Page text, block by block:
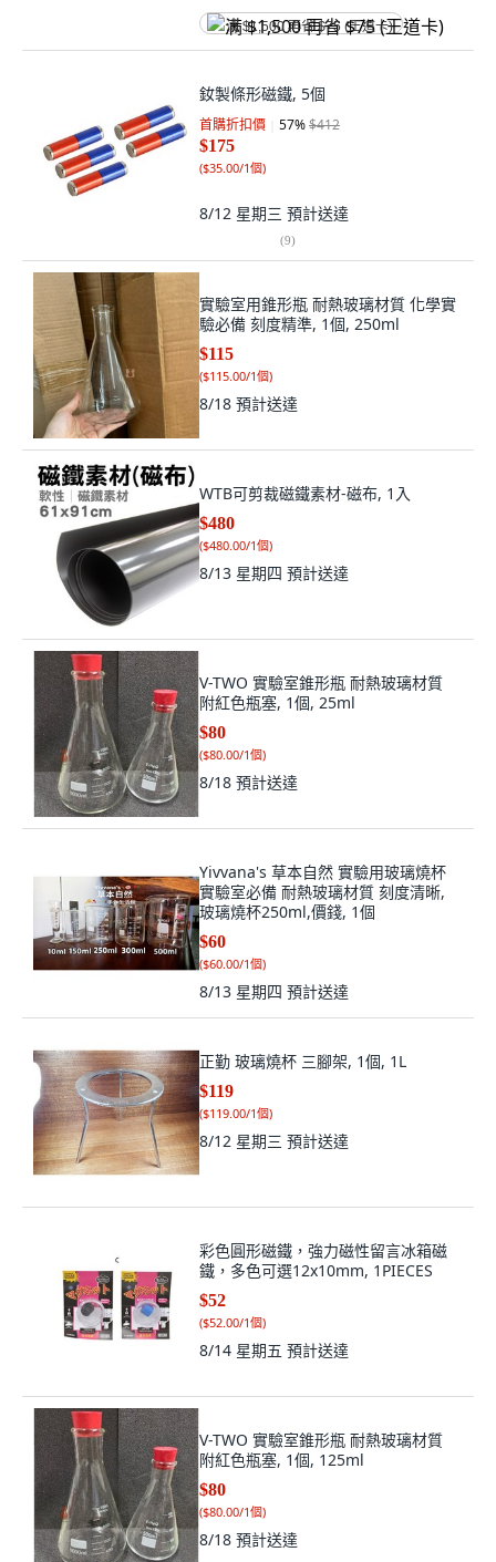
满 $1,500 再省 $75 (王道卡)
釹製條形磁鐵, 5個
首購折扣價 57%$412
$175
($35.00/1個)
8/12 星期三 預計送達
(9)
實驗室用錐形瓶 耐熱玻璃材質 化學實
驗必備 刻度精準, 1個, 250ml
$115
($115.00/1個)
8/18 預計送達
WTB可剪裁磁鐵素材-磁布, 1入
$480
($480.00/1個)
8/13 星期四 預計送達
V-TWO 實驗室錐形瓶 耐熱玻璃材質
附紅色瓶塞, 1個, 25ml
$80
($80.00/1個)
8/18 預計送達
Yivvana's 草本自然 實驗用玻璃燒杯
實驗室必備 耐熱玻璃材質 刻度清晰,
玻璃燒杯250ml,價錢, 1個
$60
($60.00/1個)
8/13 星期四 預計送達
正勤 玻璃燒杯 三腳架, 1個, 1L
$119
($119.00/1個)
8/12 星期三 預計送達
彩色圓形磁鐵，強力磁性留言冰箱磁
鐵，多色可選12x10mm, 1PIECES
$52
($52.00/1個)
8/14 星期五 預計送達
V-TWO 實驗室錐形瓶 耐熱玻璃材質
附紅色瓶塞, 1個, 125ml
$80
($80.00/1個)
8/18 預計送達